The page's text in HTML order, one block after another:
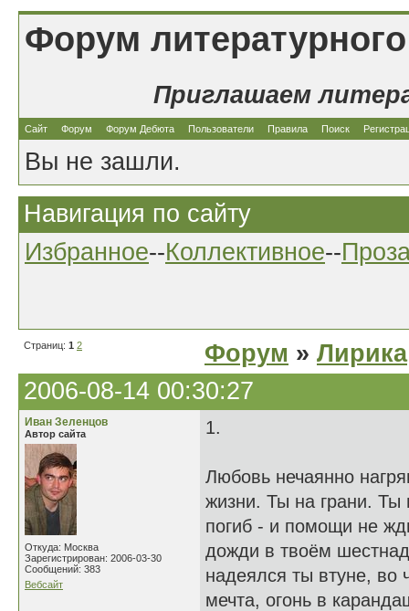
Форум
Приглашаем
Сайт Форум Форум Дебюта Пользователи Правила Поиск
Вы не зашли.
Навигация по сайту
Избранное--Коллективное--
Страниц: 1 2 Форум » Лирика
2006-08-14 00:30:27
Иван Зеленцов
Автор сайта
Откуда: Москва
Зарегистрирован: 2006-03-30
Сообщений: 383
Вебсайт
1.
Любовь нечаянно
жизни. Ты на грани. Ты
погиб - и помощи не
дожди в твоём
надеялся ты втуне, во
мечта, огонь в